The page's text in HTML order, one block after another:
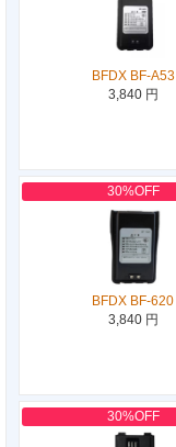
BFDX BF-A53
3,840 円
30%OFF
BFDX BF-620
3,840 円
30%OFF